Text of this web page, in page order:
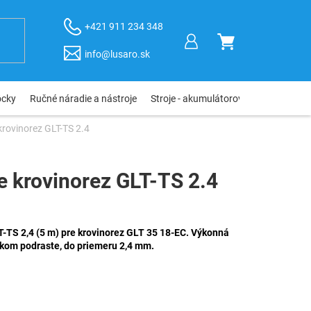
+421 911 234 348
info@lusaro.sk
NÁKUPNÝ
Ručné náradie a nástroje Stroje - akumulátorové, elektro,
GLT-TS 2.4
TS 2,4 (5 m) pre krovinorez GLT 35 18-EC. Výkonná
podraste, do priemeru 2,4 mm.
krovinorez GLT-TS 2.4